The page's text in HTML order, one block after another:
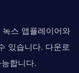
스 앱플레이어와
있습니다. 다운로
합니다.